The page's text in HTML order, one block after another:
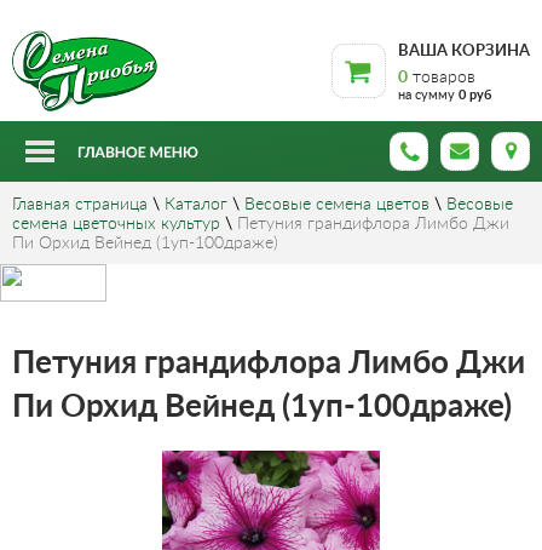
ВАША КОРЗИНА
0 товаров
на сумму 0 руб
Главная страница \ Каталог \ Весовые семена цветов \ Весовые
семена цветочных культур \
Петуния грандифлора Лимбо Джи
Пи Орхид Вейнед (1уп-100драже)
Петуния грандифлора Лимбо Джи
Пи Орхид Вейнед (1уп-100драже)